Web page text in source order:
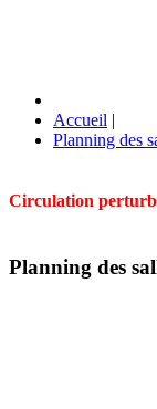
Accueil |
Planning des
Circulation
Planning des